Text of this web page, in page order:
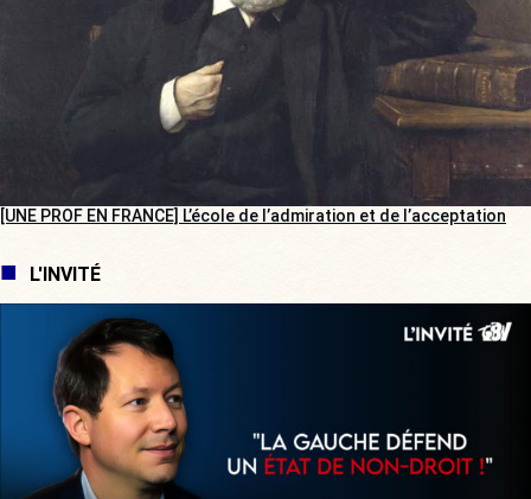
[UNE PROF EN FRANCE] L’école de l’admiration et de l’acceptation
L'INVITÉ